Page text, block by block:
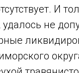
И
не